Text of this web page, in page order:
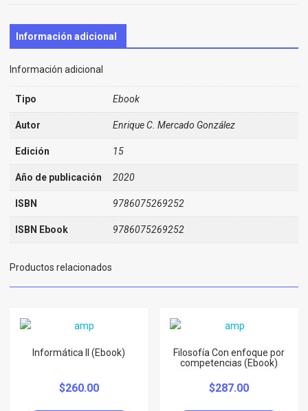
Información adicional
Información adicional
Tipo Ebook
Autor Enrique C. Mercado González
Edición 15
Año de publicación 2020
ISBN 9786075269252
ISBN Ebook 9786075269252
Productos relacionados
Informática II (Ebook)
$260.00
Filosofía Con enfoque por
competencias (Ebook)
$287.00